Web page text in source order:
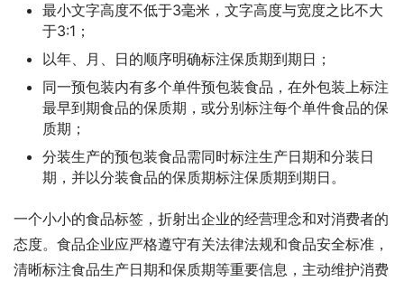
最小文字高度不低于3毫米，文字高度与宽度之比不大
于3:1；
以年、月、日的顺序明确标注保质期到期日；
同一预包装内有多个单件预包装食品，在外包装上标注
最早到期食品的保质期，或分别标注每个单件食品的保
质期；
分装生产的预包装食品需同时标注生产日期和分装日
期，并以分装食品的保质期标注保质期到期日。
一个小小的食品标签，折射出企业的经营理念和对消费者的
态度。食品企业应严格遵守有关法律法规和食品安全标准，
清晰标注食品生产日期和保质期等重要信息，主动维护消费